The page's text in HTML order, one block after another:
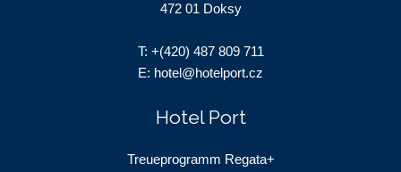
472 01 Doksy
T: +(420) 487 809 711
E: hotel@hotelport.cz
Hotel Port
Treueprogramm Regata+